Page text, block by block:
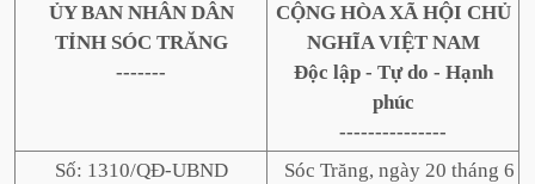
ỦY BAN NHÂN DÂN
TỈNH SÓC TRĂNG
-------
CỘNG HÒA XÃ HỘI CHỦ
NGHĨA VIỆT NAM
Độc lập - Tự do - Hạnh
phúc
---------------
Số: 1310/QĐ-UBND
Sóc Trăng, ngày 20 tháng 6